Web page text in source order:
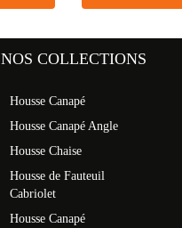
NOS COLLECTIONS
Housse Canapé
Housse Canapé Angle
Housse Chaise
Housse de Fauteuil
Cabriolet
Housse Canapé